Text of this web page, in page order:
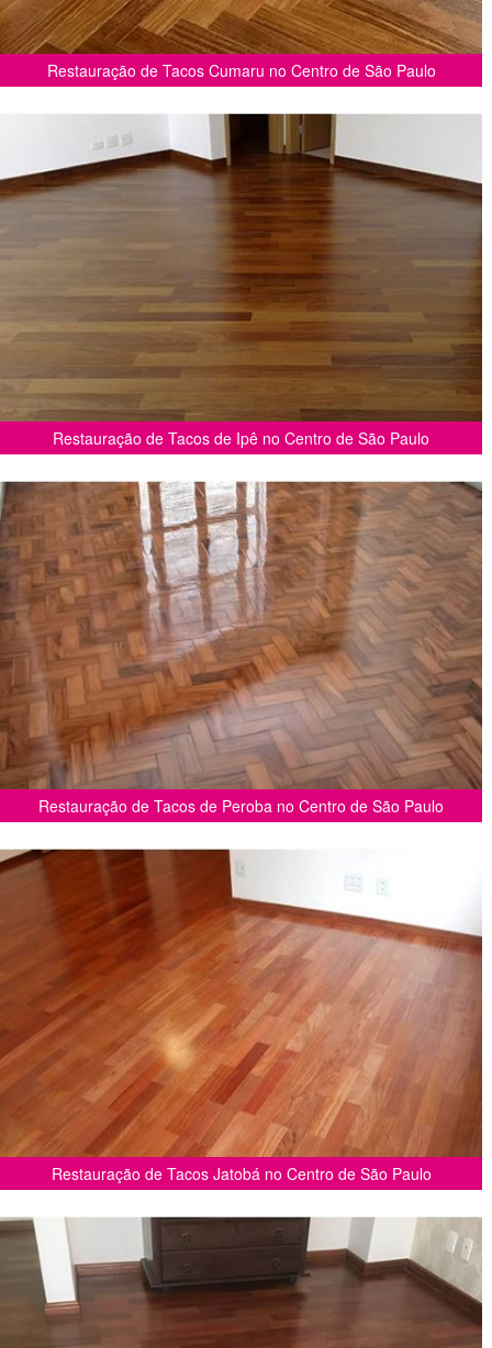
Restauração de Tacos Cumaru no Centro de São Paulo
Restauração de Tacos de Ipê no Centro de São Paulo
Restauração de Tacos de Peroba no Centro de São Paulo
Restauração de Tacos Jatobá no Centro de São Paulo